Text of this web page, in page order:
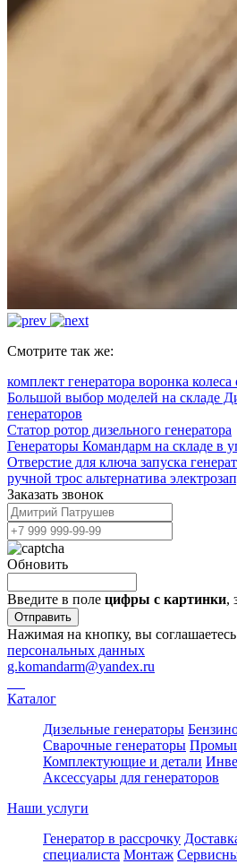
Смотрите так же:
комплект генератора воронка
Большой выбор моделей на складе
генераторов
Статор ротор дизельного генератора
Генераторы Командарм на складе в
Отверстие для ключа запуска
ручной трос альтернатива
Заказать звонок
Обновить
Введите в поле цифры c картинки,
Отправить
Нажимая на кнопку, вы
персональных данных
g.komandarm@yandex.ru
Каталог
Дизельные генераторы
Сварочные генераторы
Комплектующие и детали
Аксессуары для генераторов
Наши услуги
Генератор в рассрочку
специалиста Монтаж